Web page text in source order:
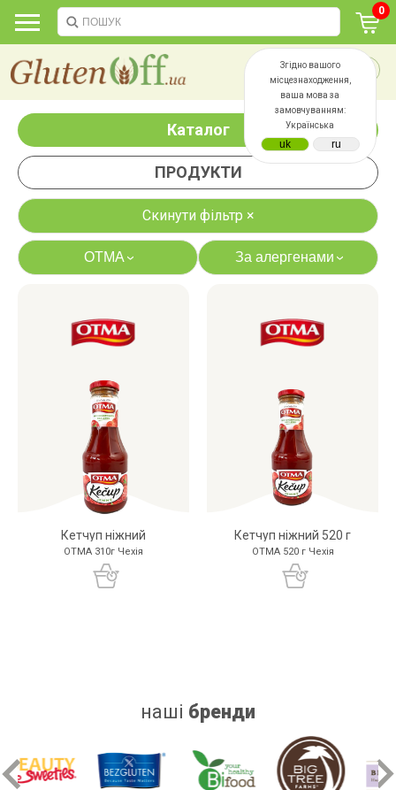
Згідно вашого
місцезнаходження,
ваша мова за
замовчуванням:
Українська
0
Каталог
ПРОДУКТИ
Скинути фільтр ×
OTMA› За алергенами›
казеїну
білку
Кетчуп ніжний
OTMA 310г Чехія
Кетчуп ніжний 520 г
OTMA 520 г Чехія
наші бренди